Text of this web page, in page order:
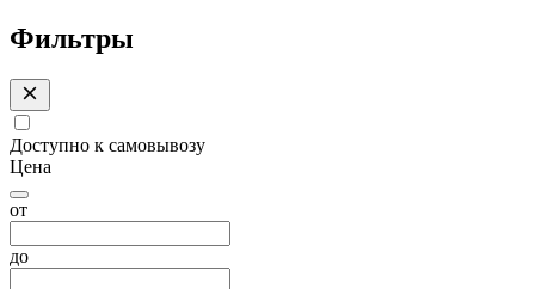
Фильтры
Доступно к самовывозу
Цена
от
до